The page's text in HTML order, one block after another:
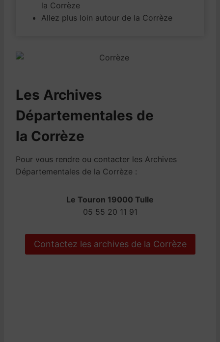
la Corrèze
Allez plus loin autour de la Corrèze
Les Archives
Départementales de
la Corrèze
Pour vous rendre ou contacter les Archives
Départementales de la Corrèze :
Le Touron 19000 Tulle
05 55 20 11 91
Contactez les archives de la Corrèze